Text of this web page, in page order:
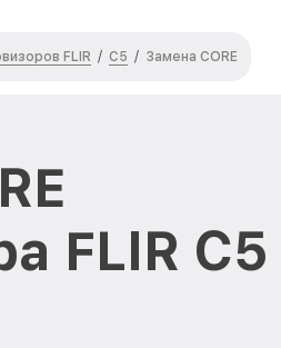
FLIR / С5 / Замена CORE
FLIR С5